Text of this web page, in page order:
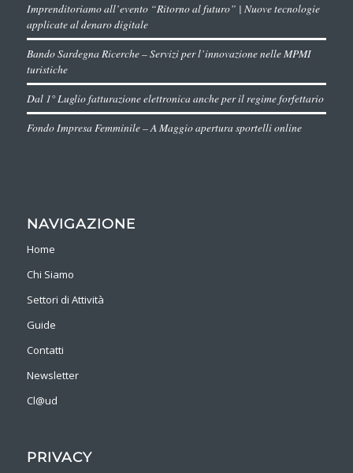
Imprenditoriamo all’evento “Ritorno al futuro” | Nuove tecnologie
applicate al denaro digitale
Bando Sardegna Ricerche – Servizi per l’innovazione nelle MPMI
turistiche
Dal 1° Luglio fatturazione elettronica anche per il regime forfettario
Fondo Impresa Femminile – A Maggio apertura sportelli online
NAVIGAZIONE
Home
Chi Siamo
Settori di Attività
Guide
Contatti
Newsletter
Cl@ud
PRIVACY